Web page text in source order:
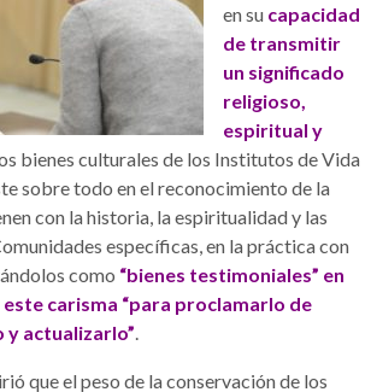
en su capacidad
de transmitir
un significado
religioso,
espiritual y
bienes culturales de los Institutos de Vida
sobre todo en el reconocimiento de la
con la historia, la espiritualidad y las
específicas, en la práctica con
como “bienes testimoniales” en
carisma “para proclamarlo de
y actualizarlo”.
que el peso de la conservación de los